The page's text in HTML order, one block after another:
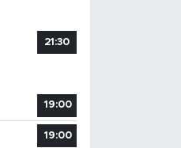
21:30
19:00
19:00